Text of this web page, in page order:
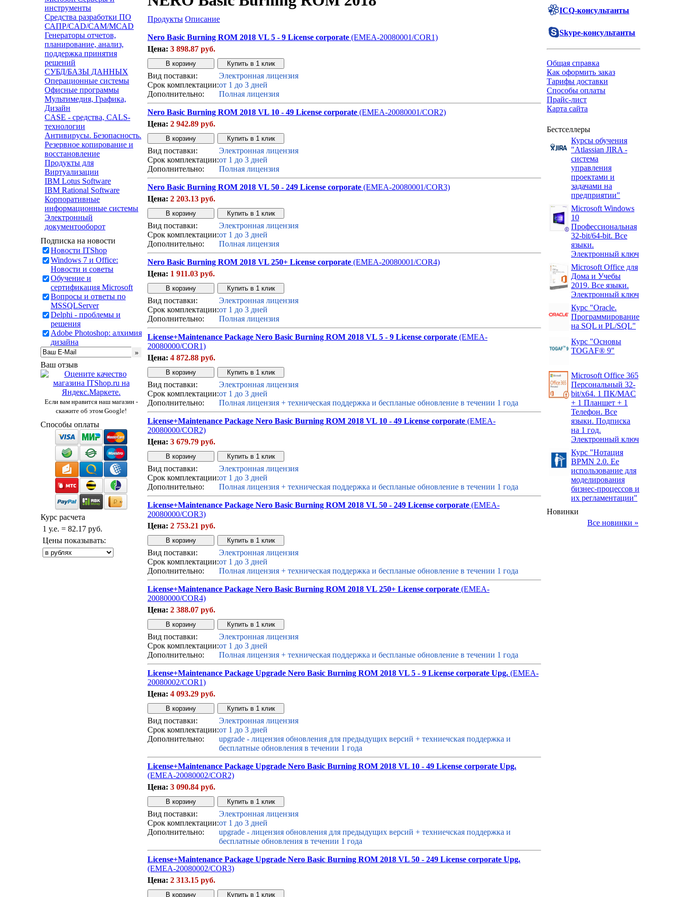
инструменты
Средства разработки ПО
САПР/CAD/CAM/MCAD
Генераторы отчетов,
планирование, анализ,
поддержка принятия
решений
СУБД/БАЗЫ ДАННЫХ
Операционные системы
Офисные программы
Мультимедия, Графика,
Дизайн
CASE - средства, CALS-
технологии
Антивирусы. Безопасность.
Резервное копирование и
восстановление
Продукты для
Виртуализации
IBM Lotus Software
IBM Rational Software
Корпоративные
информационные системы
Электронный
документооборот
Подписка на новости
Новости ITShop
Windows 7 и Office:
Новости и советы
Обучение и
сертификация Microsoft
Вопросы и ответы по
MSSQLServer
Delphi - проблемы и
решения
Adobe Photoshop: алхимия
дизайна
Ваш отзыв
Если вам нравится наш магазин -
скажите об этом Google!
Способы оплаты
Курс расчета
1 у.е. = 82.17 руб.
Цены показывать:
Продукты Описание
Nero Basic Burning ROM 2018 VL 5 - 9 License corporate (EMEA-20080001/COR1)
Цена: 3 898.87 руб.
Вид поставки:
Электронная лицензия
Срок комплектации:от 1 до 3 дней
Дополнительно:
Полная лицензия
Nero Basic Burning ROM 2018 VL 10 - 49 License corporate (EMEA-20080001/COR2)
Цена: 2 942.89 руб.
Вид поставки:
Электронная лицензия
Срок комплектации:от 1 до 3 дней
Дополнительно:
Полная лицензия
Nero Basic Burning ROM 2018 VL 50 - 249 License corporate (EMEA-20080001/COR3)
Цена: 2 203.13 руб.
Вид поставки:
Электронная лицензия
Срок комплектации:от 1 до 3 дней
Дополнительно:
Полная лицензия
Nero Basic Burning ROM 2018 VL 250+ License corporate (EMEA-20080001/COR4)
Цена: 1 911.03 руб.
Вид поставки:
Электронная лицензия
Срок комплектации:от 1 до 3 дней
Дополнительно:
Полная лицензия
License+Maintenance Package Nero Basic Burning ROM 2018 VL 5 - 9 License corporate (EMEA-
20080000/COR1)
Цена: 4 872.88 руб.
Вид поставки:
Электронная лицензия
Срок комплектации:от 1 до 3 дней
Дополнительно:
Полная лицензия + техническая поддержка и беспланые обновление в течении 1 года
License+Maintenance Package Nero Basic Burning ROM 2018 VL 10 - 49 License corporate (EMEA-
20080000/COR2)
Цена: 3 679.79 руб.
Вид поставки:
Электронная лицензия
Срок комплектации:от 1 до 3 дней
Дополнительно:
Полная лицензия + техническая поддержка и беспланые обновление в течении 1 года
License+Maintenance Package Nero Basic Burning ROM 2018 VL 50 - 249 License corporate (EMEA-
20080000/COR3)
Цена: 2 753.21 руб.
Вид поставки:
Электронная лицензия
Срок комплектации:от 1 до 3 дней
Дополнительно:
Полная лицензия + техническая поддержка и беспланые обновление в течении 1 года
License+Maintenance Package Nero Basic Burning ROM 2018 VL 250+ License corporate (EMEA-
20080000/COR4)
Цена: 2 388.07 руб.
Вид поставки:
Электронная лицензия
Срок комплектации:от 1 до 3 дней
Дополнительно:
Полная лицензия + техническая поддержка и беспланые обновление в течении 1 года
License+Maintenance Package Upgrade Nero Basic Burning ROM 2018 VL 5 - 9 License corporate Upg. (EMEA-
20080002/COR1)
Цена: 4 093.29 руб.
Вид поставки:
Электронная лицензия
Срок комплектации:от 1 до 3 дней
Дополнительно:
upgrade - лицензия обновления для предыдущих версий + техниечская поддержка и
бесплатные обновления в течении 1 года
License+Maintenance Package Upgrade Nero Basic Burning ROM 2018 VL 10 - 49 License corporate Upg.
(EMEA-20080002/COR2)
Цена: 3 090.84 руб.
Вид поставки:
Электронная лицензия
Срок комплектации:от 1 до 3 дней
Дополнительно:
upgrade - лицензия обновления для предыдущих версий + техниечская поддержка и
бесплатные обновления в течении 1 года
License+Maintenance Package Upgrade Nero Basic Burning ROM 2018 VL 50 - 249 License corporate Upg.
(EMEA-20080002/COR3)
Цена: 2 313.15 руб.
ICQ-консультанты
Skype-консультанты
Общая справка
Как оформить заказ
Тарифы доставки
Способы оплаты
Прайс-лист
Карта сайта
Бестселлеры
Курсы обучения
"Atlassian JIRA -
система
управления
проектами и
задачами на
предприятии"
Microsoft Windows
10
Профессиональная
32-bit/64-bit. Все
языки.
Электронный ключ
Microsoft Office для
Дома и Учебы
2019. Все языки.
Электронный ключ
Курс "Oracle.
Программирование
на SQL и PL/SQL"
Курс "Основы
TOGAF® 9"
Microsoft Office 365
Персональный 32-
bit/x64. 1 ПК/MAC
+ 1 Планшет + 1
Телефон. Все
языки. Подписка
на 1 год.
Электронный ключ
Курс "Нотация
BPMN 2.0. Ее
использование для
моделирования
бизнес-процессов и
их регламентации"
Новинки
Все новинки »